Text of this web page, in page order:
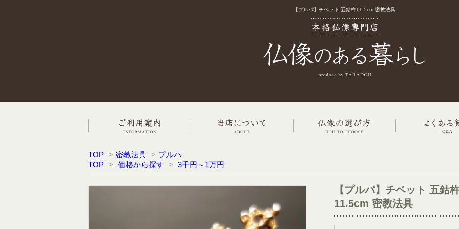
【プルパ】チベット 五鈷杵11.5cm 密教法具
TOP > 密教法具 > プルパ
TOP > 価格から探す > 3千円～1万円
【プルパ】チベット 五鈷
11.5cm 密教法具